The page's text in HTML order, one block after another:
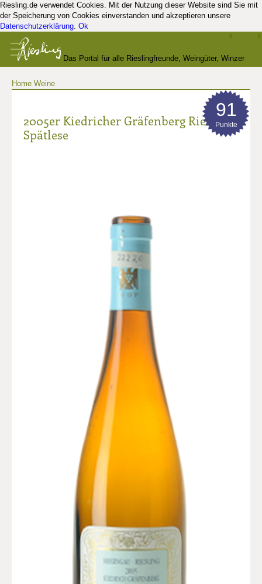
Riesling.de verwendet Cookies. Mit der Nutzung dieser Website sind Sie mit
der Speicherung von Cookies einverstanden und akzeptieren unsere
Datenschutzerklärung. Ok
Das Portal für alle Rieslingfreunde, Weingüter, Winzer
Home Weine
2005er Kiedricher Gräfenberg Riesling
Spätlese
91
Punkte